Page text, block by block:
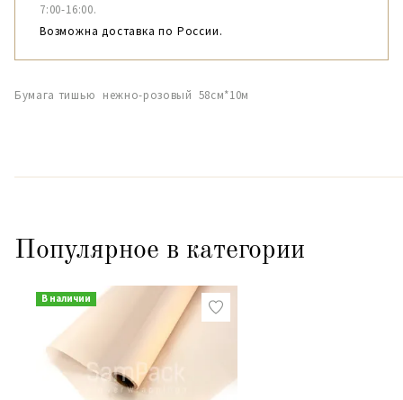
7:00-16:00.
Возможна доставка по России.
Бумага тишью нежно-розовый 58см*10м
Популярное в категории
В наличии